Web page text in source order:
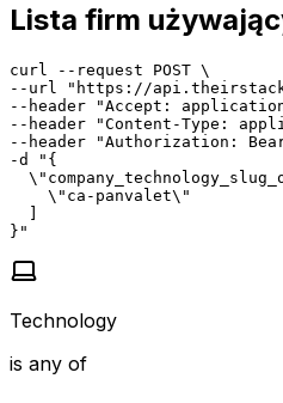
Lista firm
curl --request POST \
--url "https://
--header "Accept:
--header "Content-Type:
--header "Authorization:
-d "{
    \"ca-panvalet\"
  ]
}"
Technology
is any of